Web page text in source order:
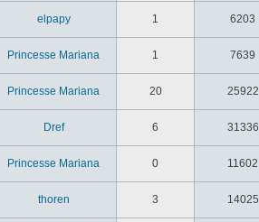
elpapy 1 6203
Princesse Mariana 1 7639
Princesse Mariana 20 25922
Dref 6 31336
Princesse Mariana 0 11602
thoren 3 14025